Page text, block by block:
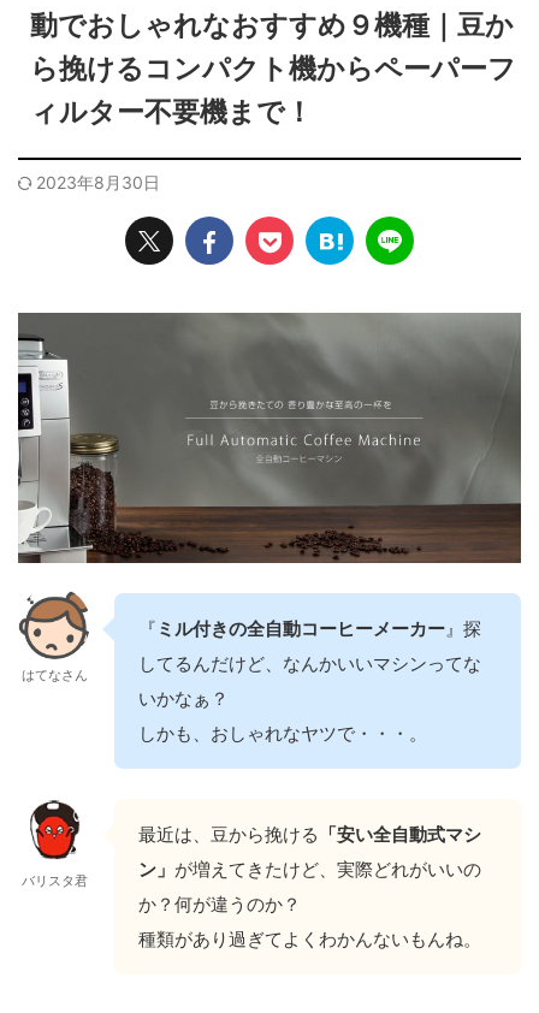
動でおしゃれなおすすめ９機種｜豆か
ら挽けるコンパクト機からペーパーフ
ィルター不要機まで！
2023年8月30日
はてなさん
『 ミル付きの全自動コーヒーメーカー』探
してるんだけど、なんかいいマシンってな
いかなぁ？
しかも、おしゃれなヤツで・・・。
バリスタ君
最近は、豆から挽ける 「安い全自動式マシ
ン」 が増えてきたけど、実際どれがいいの
か？何が違うのか？
種類があり過ぎてよくわかんないもんね。